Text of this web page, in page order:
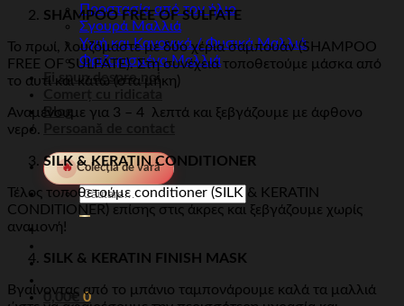
Προστασία από τον ήλιο
Σγουρά Μαλλιά
Υγιή και Κανονικά / Φυσικά Μαλλιά
Φριζαρισμένα Μαλλιά
Ei spun despre noi
Blog
🔥 Colecția de vară
Căutare
pentru:
0,00€ 0
SHAMPOO FREE OF SULFATE
Το πρωί, λουζόμαστε με δύο χέρια σαμπουάν (SHAMPOO
FREE OF SULFATE). Στη συνέχεια τοποθετούμε μάσκα από
το αυτί και κάτω (στα μήκη)
Αναμένουμε για 3 – 4 λεπτά και ξεβγάζουμε με άφθονο
νερό.
SILK & KERATIN CONDITIONER
Τέλος τοποθετούμε conditioner (SILK & KERATIN
CONDITIONER) επίσης στις άκρες και ξεβγάζουμε χωρίς
αναμονή!
SILK & KERATIN FINISH MASK
Βγαίνοντας από το μπάνιο ταμπονάρουμε καλά τα μαλλιά